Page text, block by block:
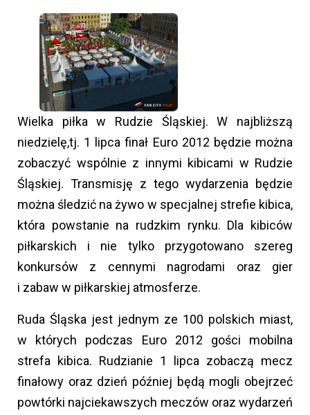
Wielka piłka w Rudzie Śląskiej. W najbliższą
niedzielę,tj. 1 lipca finał Euro 2012 będzie można
zobaczyć wspólnie z innymi kibicami w Rudzie
Śląskiej. Transmisję z tego wydarzenia będzie
można śledzić na żywo w specjalnej strefie kibica,
która powstanie na rudzkim rynku. Dla kibiców
piłkarskich i nie tylko przygotowano szereg
konkursów z cennymi nagrodami oraz gier
i zabaw w piłkarskiej atmosferze.
Ruda Śląska jest jednym ze 100 polskich miast,
w których podczas Euro 2012 gości mobilna
strefa kibica. Rudzianie 1 lipca zobaczą mecz
finałowy oraz dzień później będą mogli obejrzeć
powtórki najciekawszych meczów oraz wydarzeń